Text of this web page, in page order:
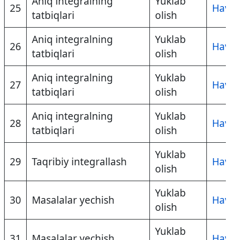
25
tatbiqlari
olish
26
Aniq integralning
tatbiqlari
Yuklab
olish
27
Aniq integralning
tatbiqlari
Yuklab
olish
28
Aniq integralning
tatbiqlari
Yuklab
olish
29 Taqribiy integrallash
Yuklab
olish
30 Masalalar yechish
Yuklab
olish
Yuklab